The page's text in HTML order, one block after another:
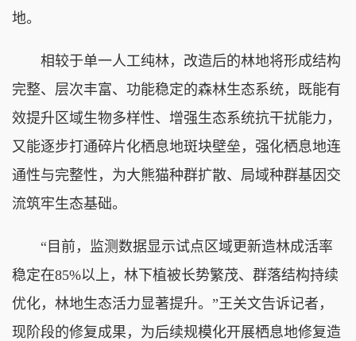
地。
相较于单一人工纯林，改造后的林地将形成结构
完整、层次丰富、功能稳定的森林生态系统，既能有
效提升区域生物多样性、增强生态系统抗干扰能力，
又能逐步打通碎片化栖息地斑块壁垒，强化栖息地连
通性与完整性，为大熊猫种群扩散、局域种群基因交
流筑牢生态基础。
“目前，监测数据显示试点区域更新造林成活率
稳定在85%以上，林下植被长势繁茂、群落结构持续
优化，林地生态活力显著提升。”王关文告诉记者，
现阶段的修复成果，为后续规模化开展栖息地修复造